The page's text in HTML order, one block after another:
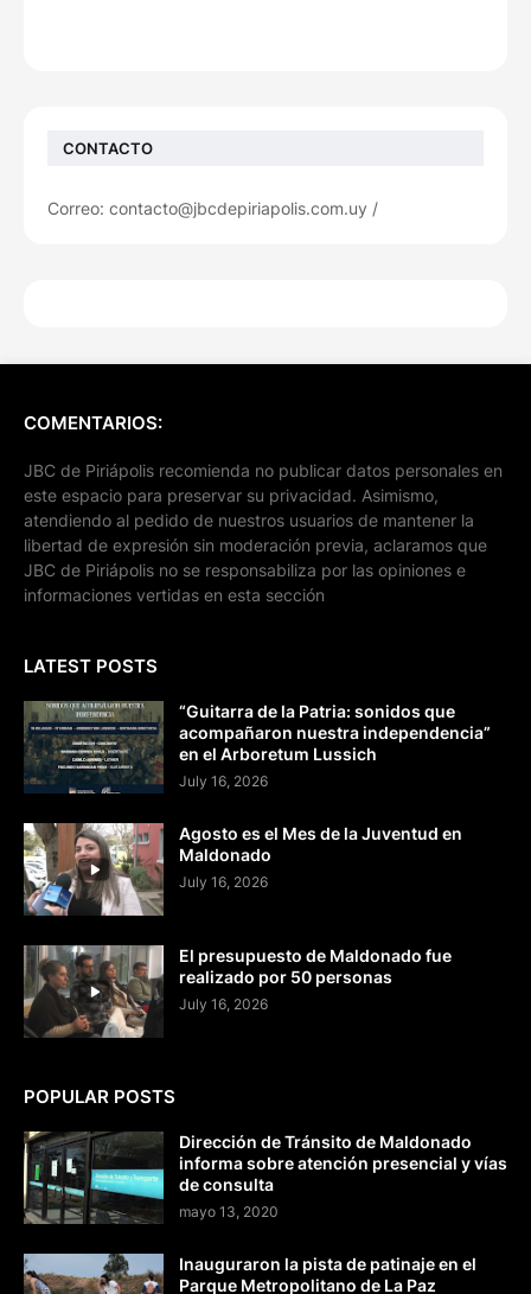
CONTACTO
Correo: contacto@jbcdepiriapolis.com.uy /
COMENTARIOS:
JBC de Piriápolis recomienda no publicar datos personales en
este espacio para preservar su privacidad. Asimismo,
atendiendo al pedido de nuestros usuarios de mantener la
libertad de expresión sin moderación previa, aclaramos que
JBC de Piriápolis no se responsabiliza por las opiniones e
informaciones vertidas en esta sección
LATEST POSTS
“Guitarra de la Patria: sonidos que
acompañaron nuestra independencia”
en el Arboretum Lussich
July 16, 2026
Agosto es el Mes de la Juventud en
Maldonado
July 16, 2026
El presupuesto de Maldonado fue
realizado por 50 personas
July 16, 2026
POPULAR POSTS
Dirección de Tránsito de Maldonado
informa sobre atención presencial y vías
de consulta
mayo 13, 2020
Inauguraron la pista de patinaje en el
Parque Metropolitano de La Paz